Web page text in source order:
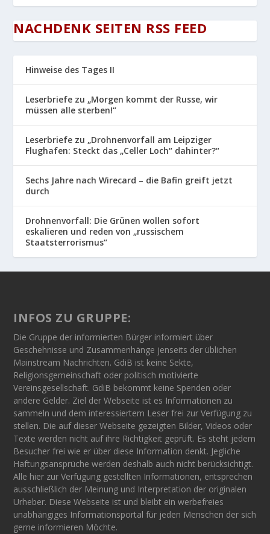
NACHDENK SEITEN RSS FEED
Hinweise des Tages II
Leserbriefe zu „Morgen kommt der Russe, wir
müssen alle sterben!“
Leserbriefe zu „Drohnenvorfall am Leipziger
Flughafen: Steckt das „Celler Loch“ dahinter?“
Sechs Jahre nach Wirecard – die Bafin greift jetzt
durch
Drohnenvorfall: Die Grünen wollen sofort
eskalieren und reden von „russischem
Staatsterrorismus“
INFOS ZU GRUPPE:
Die Gruppe der informierten Bürger informiert über
Geschehnisse und Zusammenhänge jenseits der üblichen
Mainstream Nachrichten. GdiB ist keine Sekte,
Religionsgemeinschaft oder politisch motivierte
Vereinsgesellschaft. GdiB bekommt keine Spenden oder
andere Gelder. Ziel der Webseite ist es Informationen zu
sammeln und dem interessiertem Leser frei zur Verfügung zu
stellen. Die auf dieser Webseite gezeigten Bilder, Videos oder
Texte werden nicht auf ihre Richtigkeit geprüft. Es steht jedem
Besucher frei wie er über diese Information denkt. Jegliche
Haftungsansprüche werden deshalb auch nicht berücksichtigt.
Alle hier zur Verfügung gestellten Informationen, entsprechen
ausschließlich der Meinung und Interpretation der originalen
Urheber. Diese Webseite ist und bleibt ein werbefreies
unabhängiges Informationsportal für jeden Menschen der sich
gerne informieren Möchte.